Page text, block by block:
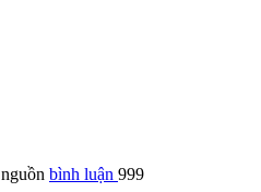
nguồn bình luận 999